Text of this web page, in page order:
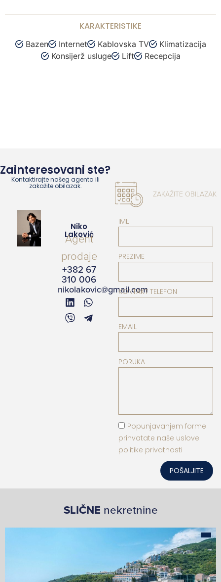
KARAKTERISTIKE
Bazen Internet Kablovska TV
Klimatizacija
Konsijerž usluge
Lift Recepcija
Zainteresovani ste?
Kontaktirajte našeg agenta ili
zakažite obilazak.
Niko
Laković
Agent
prodaje
+382 67
310 006
nikolakovic@gmail.com
ZAKAŽITE OBILAZAK
IME
PREZIME
KONTAKT TELEFON
EMAIL
PORUKA
Popunjavanjem forme
prihvatate naše uslove
politike privatnosti
POŠALJITE
SLIČNE nekretnine